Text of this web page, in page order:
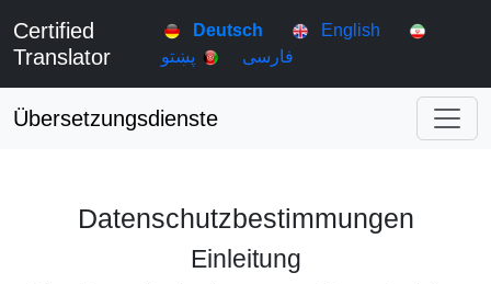
Certified
Translator
Deutsch
English
فارسی
پښتو
Übersetzungsdienste
Datenschutzbestimmungen
Einleitung